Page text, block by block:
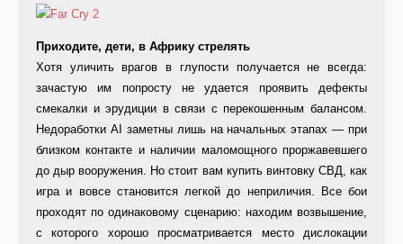
Приходите, дети, в Африку стрелять
Хотя уличить врагов в глупости получается не всегда:
зачастую им попросту не удается проявить дефекты
смекалки и эрудиции в связи с перекошенным балансом.
Недоработки AI заметны лишь на начальных этапах — при
близком контакте и наличии маломощного проржавевшего
до дыр вооружения. Но стоит вам купить винтовку СВД, как
игра и вовсе становится легкой до неприличия. Все бои
проходят по одинаковому сценарию: находим возвышение,
с которого хорошо просматривается место дислокации